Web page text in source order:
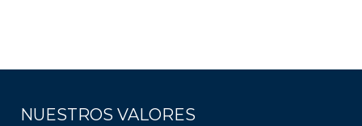
NUESTROS VALORES